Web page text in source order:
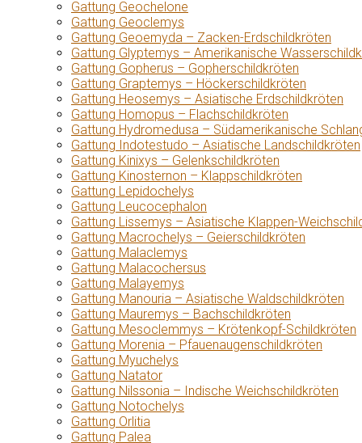
Gattung Geochelone
Gattung Geoclemys
Gattung Geoemyda – Zacken-Erdschildkröten
Gattung Glyptemys – Amerikanische
Gattung Gopherus – Gopherschildkröten
Gattung Graptemys – Höckerschildkröten
Gattung Heosemys – Asiatische Erdschildkröten
Gattung Homopus – Flachschildkröten
Gattung Hydromedusa – Südamerikanische
Gattung Indotestudo – Asiatische Landschildkröten
Gattung Kinixys – Gelenkschildkröten
Gattung Kinosternon – Klappschildkröten
Gattung Lepidochelys
Gattung Leucocephalon
Gattung Lissemys – Asiatische Klappen-
Gattung Macrochelys – Geierschildkröten
Gattung Malaclemys
Gattung Malacochersus
Gattung Malayemys
Gattung Manouria – Asiatische Waldschildkröten
Gattung Mauremys – Bachschildkröten
Gattung Mesoclemmys – Krötenkopf-Schildkröten
Gattung Morenia – Pfauenaugenschildkröten
Gattung Myuchelys
Gattung Natator
Gattung Nilssonia – Indische Weichschildkröten
Gattung Notochelys
Gattung Orlitia
Gattung Palea